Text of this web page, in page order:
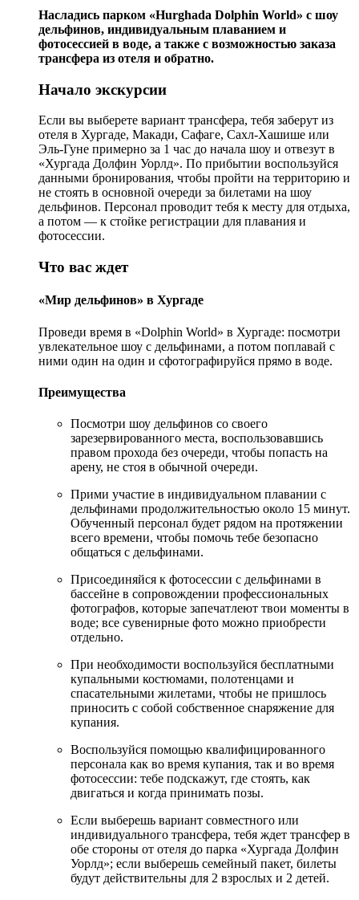
Насладись парком «Hurghada Dolphin World» с шоу
дельфинов, индивидуальным плаванием и
фотосессией в воде, а также с возможностью заказа
трансфера из отеля и обратно.
Начало экскурсии
Если вы выберете вариант трансфера, тебя заберут из
отеля в Хургаде, Макади, Сафаге, Сахл-Хашише или
Эль-Гуне примерно за 1 час до начала шоу и отвезут в
«Хургада Долфин Уорлд». По прибытии воспользуйся
данными бронирования, чтобы пройти на территорию и
не стоять в основной очереди за билетами на шоу
дельфинов. Персонал проводит тебя к месту для отдыха,
а потом — к стойке регистрации для плавания и
фотосессии.
Что вас ждет
«Мир дельфинов» в Хургаде
Проведи время в «Dolphin World» в Хургаде: посмотри
увлекательное шоу с дельфинами, а потом поплавай с
ними один на один и сфотографируйся прямо в воде.
Преимущества
Посмотри шоу дельфинов со своего
зарезервированного места, воспользовавшись
правом прохода без очереди, чтобы попасть на
арену, не стоя в обычной очереди.
Прими участие в индивидуальном плавании с
дельфинами продолжительностью около 15 минут.
Обученный персонал будет рядом на протяжении
всего времени, чтобы помочь тебе безопасно
общаться с дельфинами.
Присоединяйся к фотосессии с дельфинами в
бассейне в сопровождении профессиональных
фотографов, которые запечатлеют твои моменты в
воде; все сувенирные фото можно приобрести
отдельно.
При необходимости воспользуйся бесплатными
купальными костюмами, полотенцами и
спасательными жилетами, чтобы не пришлось
приносить с собой собственное снаряжение для
купания.
Воспользуйся помощью квалифицированного
персонала как во время купания, так и во время
фотосессии: тебе подскажут, где стоять, как
двигаться и когда принимать позы.
Если выберешь вариант совместного или
индивидуального трансфера, тебя ждет трансфер в
обе стороны от отеля до парка «Хургада Долфин
Уорлд»; если выберешь семейный пакет, билеты
будут действительны для 2 взрослых и 2 детей.